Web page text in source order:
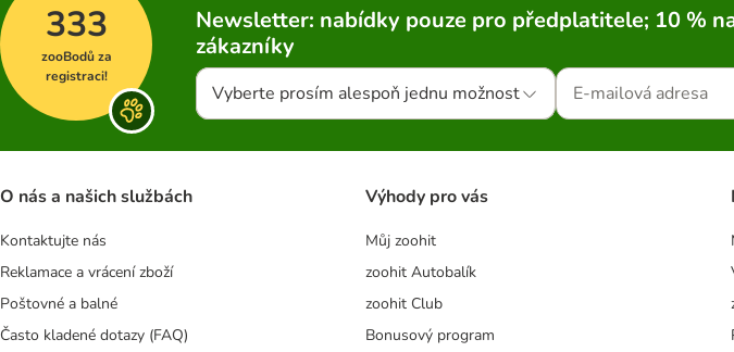
333
zooBodů za
registraci!
Newsletter: nabídky pouze pro předplatitele; 10 %
zákazníky
Vyberte prosím alespoň jednu možnost
O nás a našich službách
Kontaktujte nás
Reklamace a vrácení zboží
Poštovné a balné
Často kladené dotazy (FAQ)
Výhody pro vás
Můj zoohit
zoohit Autobalík
zoohit Club
Bonusový program